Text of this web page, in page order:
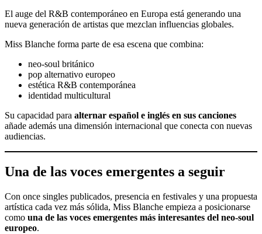
El auge del R&B contemporáneo en Europa está generando una
nueva generación de artistas que mezclan influencias globales.
Miss Blanche forma parte de esa escena que combina:
neo-soul británico
pop alternativo europeo
estética R&B contemporánea
identidad multicultural
Su capacidad para alternar español e inglés en sus canciones
añade además una dimensión internacional que conecta con nuevas
audiencias.
Una de las voces emergentes a seguir
Con once singles publicados, presencia en festivales y una propuesta
artística cada vez más sólida, Miss Blanche empieza a posicionarse
como una de las voces emergentes más interesantes del neo-soul
europeo.